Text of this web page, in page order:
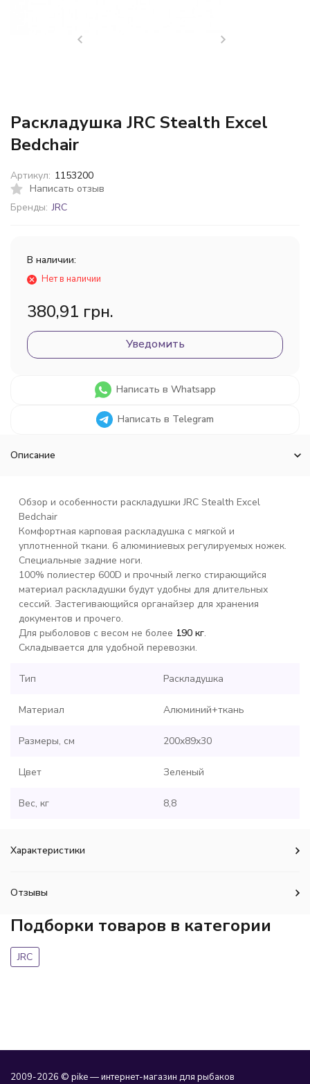
Раскладушка JRC Stealth Excel
Bedchair
Написать отзыв
Бренды: JRC
Артикул: 1153200
В наличии:
Нет в наличии
380,91 грн.
Уведомить
Написать в Whatsapp
Написать в Telegram
Описание
Обзор и особенности раскладушки JRC Stealth Excel
Bedchair
Комфортная карповая раскладушка с мягкой и
уплотненной ткани. 6 алюминиевых регулируемых ножек.
Специальные задние ноги.
100% полиестер 600D и прочный легко стирающийся
материал раскладушки будут удобны для длительных
сессий. Застегивающийся органайзер для хранения
документов и прочего.
Для рыболовов с весом не более 190 кг.
Складывается для удобной перевозки.
Тип Раскладушка
Материал Алюминий+ткань
Размеры, см 200x89x30
Цвет Зеленый
Вес, кг 8,8
Характеристики
Отзывы
Подборки товаров в категории
JRC
2009-2026 © pike — интернет-магазин для рыбаков